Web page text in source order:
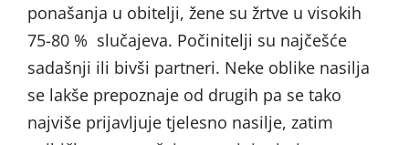
ponašanja u obitelji, žene su žrtve u visokih
75-80 % slučajeva. Počinitelji su najčešće
sadašnji ili bivši partneri. Neke oblike nasilja
se lakše prepoznaje od drugih pa se tako
najviše prijavljuje tjelesno nasilje, zatim